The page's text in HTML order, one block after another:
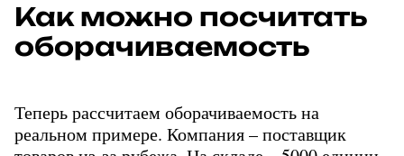
Как можно посчитать
оборачиваемость
Теперь рассчитаем оборачиваемость на
реальном примере. Компания – поставщик